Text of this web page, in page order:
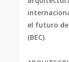
el futuro
(BEC).